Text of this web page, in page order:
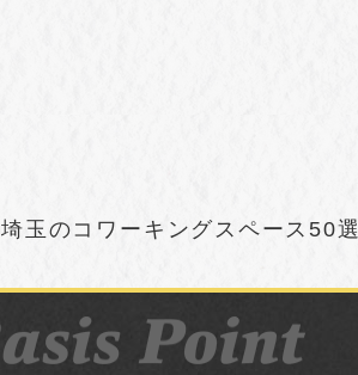
埼玉のコワーキングスペース50選